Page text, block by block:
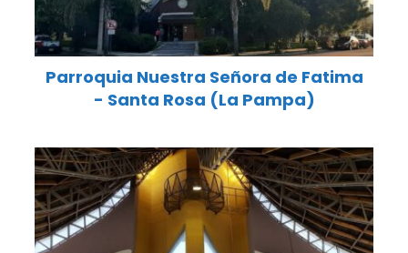
Parroquia Nuestra Señora de Fatima
- Santa Rosa (La Pampa)